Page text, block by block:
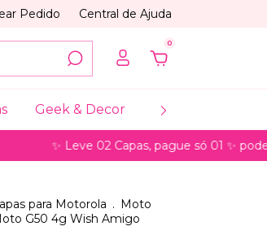
Pedido Central de Ajuda
0
Geek & Decor Coleções
✨ Leve 02 Capas, pague só 01 ✨ pode ser
para Motorola . Moto
G50 4g Wish Amigo